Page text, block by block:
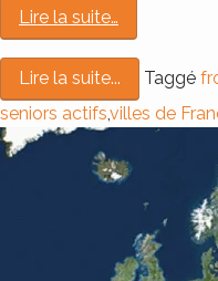
Lire la suite…
Lire la suite... Taggé
seniors actifs,villes de